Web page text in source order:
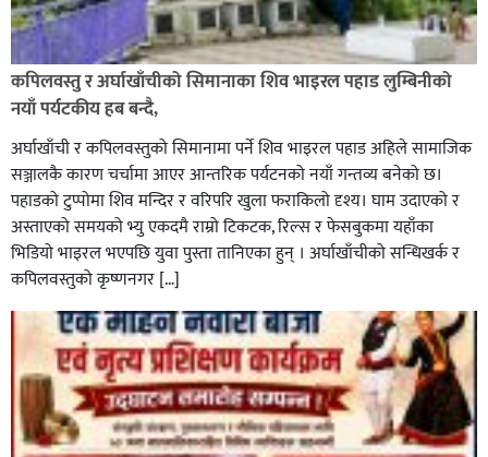
कपिलवस्तु र अर्घाखाँचीको सिमानाका शिव भाइरल पहाड लुम्बिनीको
नयाँ पर्यटकीय हब बन्दै,
अर्घाखाँची र कपिलवस्तुको सिमानामा पर्ने शिव भाइरल पहाड अहिले सामाजिक
सञ्जालकै कारण चर्चामा आएर आन्तरिक पर्यटनको नयाँ गन्तव्य बनेको छ।
पहाडको टुप्पोमा शिव मन्दिर र वरिपरि खुला फराकिलो दृश्य। घाम उदाएको र
अस्ताएको समयको भ्यु एकदमै राम्रो टिकटक, रिल्स र फेसबुकमा यहाँका
भिडियो भाइरल भएपछि युवा पुस्ता तानिएका हुन् । अर्घाखाँचीको सन्धिखर्क र
कपिलवस्तुको कृष्णनगर […]